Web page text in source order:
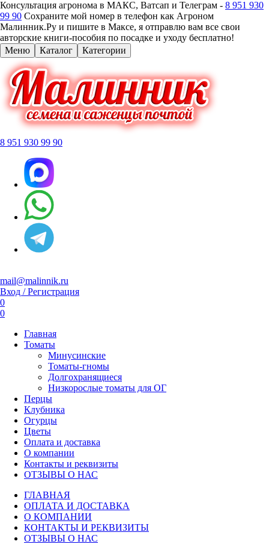
Консультация агронома в МАКС, Ватсап и Телеграм - 8 951 930
99 90 Сохраните мой номер в телефон как Агроном
Малинник.Ру и пишите в Максе, я отправлю вам все свои
авторские книги-пособия по посадке и уходу бесплатно!
Меню
Каталог Категории
8 951 930 99 90
mail@malinnik.ru
Вход / Регистрация
0
0
Главная
Томаты
Минусинские
Томаты-гномы
Долгохранящиеся
Низкорослые томаты для ОГ
Перцы
Клубника
Огурцы
Цветы
Оплата и доставка
О компании
Контакты и реквизиты
ОТЗЫВЫ О НАС
ГЛАВНАЯ
ОПЛАТА И ДОСТАВКА
О КОМПАНИИ
КОНТАКТЫ И РЕКВИЗИТЫ
ОТЗЫВЫ О НАС